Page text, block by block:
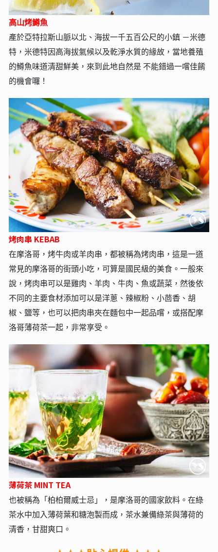
高山烤鱒魚
產於亞特拉斯山脈以北、海拔一千五百公尺的小鎮 －米德
特，米德特因高海拔氣候以及乾淨水質的緣故，當地養殖
的鱒魚味道清甜鮮美，來到此地自然是 不能錯過一嚐佳餚
的機會囉！
烤肉串 KEBAB
在摩洛哥，烤牛肉或羊肉串，都被稱為烤肉串，這是一道
常見的摩洛哥的街頭小吃，可算是國民級的美食。一般來
說，烤肉串可以是雞肉、羊肉、牛肉、魚或蔬菜，然後依
不同的主要食材添加可以是洋蔥、辣椒粉、小茴香、胡
椒、鹽等，也可以把肉串夾在麵包中一起品嚐，或搭配摩
洛哥薄荷茶一起，非常享受。
薄荷茶 MINT TEA
也被稱為「柏柏爾威士忌」，是摩洛哥的國家飲料。在綠
茶水中加入薄荷葉和糖泡製而成，茶水兼備綠茶與薄荷的
清香，甘甜爽口。